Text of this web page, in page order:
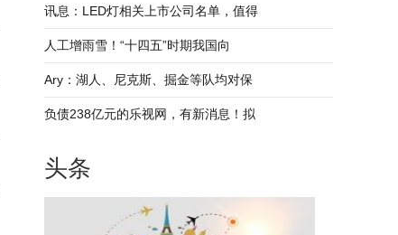
讯息：LED灯相关上市公司名单，值得
人工增雨雪！“十四五”时期我国向
Ary：湖人、尼克斯、掘金等队均对保
负债238亿元的乐视网，有新消息！拟
头条